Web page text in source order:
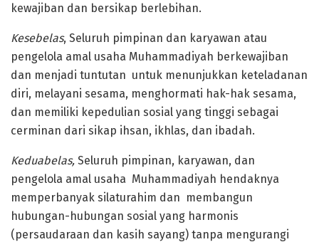
kewajiban dan bersikap berlebihan.
Kesebelas, Seluruh pimpinan dan karyawan atau
pengelola amal usaha Muhammadiyah berkewajiban
dan menjadi tuntutan untuk menunjukkan keteladanan
diri, melayani sesama, menghormati hak-hak sesama,
dan memiliki kepedulian sosial yang tinggi sebagai
cerminan dari sikap ihsan, ikhlas, dan ibadah.
Keduabelas, Seluruh pimpinan, karyawan, dan
pengelola amal usaha Muhammadiyah hendaknya
memperbanyak silaturahim dan membangun
hubungan-hubungan sosial yang harmonis
(persaudaraan dan kasih sayang) tanpa mengurangi